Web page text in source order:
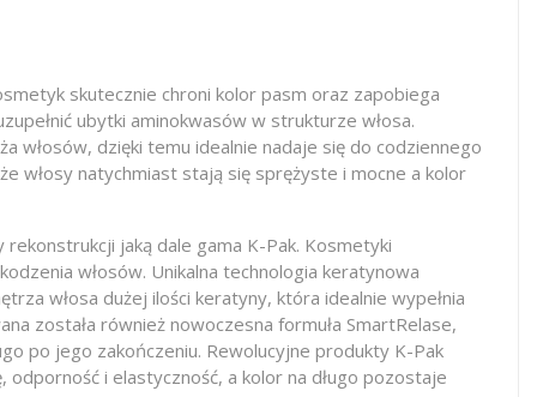
skutecznie chroni kolor pasm oraz zapobiega
ubytki aminokwasów w strukturze włosa.
włosów, dzięki temu idealnie nadaje się do codziennego
włosy natychmiast stają się sprężyste i mocne a kolor
jaką dale gama K-Pak. Kosmetyki
włosów. Unikalna technologia keratynowa
włosa dużej ilości keratyny, która idealnie wypełnia
została również nowoczesna formuła SmartRelase,
po jego zakończeniu. Rewolucyjne produkty K-Pak
i elastyczność, a kolor na długo pozostaje